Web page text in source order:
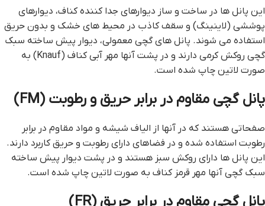
این پانل‌ ها در ساخت و ساز دیوارهای جدا کننده کناف، دیوارهای
پوششی (لاینینگ) و سقف کاذب در محیط ‌های خشک و بدون حریق
استفاده می شوند. پانل های گچی معمولی، دیوار پیش ساخته سبک
گچی روکش کرمی دارند و در پشت آنها مهر آبی کناف (Knauf) به
صورت لاتین چاپ شده است.
پانل گچی مقاوم در برابر حریق و رطوبت (FM)
صفحاتی هستند که در آنها از الیاف شیشه و مواد مقاوم در برابر
رطوبت استفاده شده و در فضاهای دارای رطوبت و حریق کاربرد دارند.
این پانل ها دارای روکش سبز هستند و در پشت دیوار پیش ساخته
سبک گچی آنها مهر قرمز کناف به صورت لاتین چاپ شده است.
پانل گچی مقاوم در برابر حریق (FR)